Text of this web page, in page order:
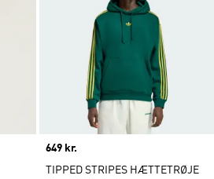
Price
649 kr.
TIPPED STRIPES HÆTTETRØJE